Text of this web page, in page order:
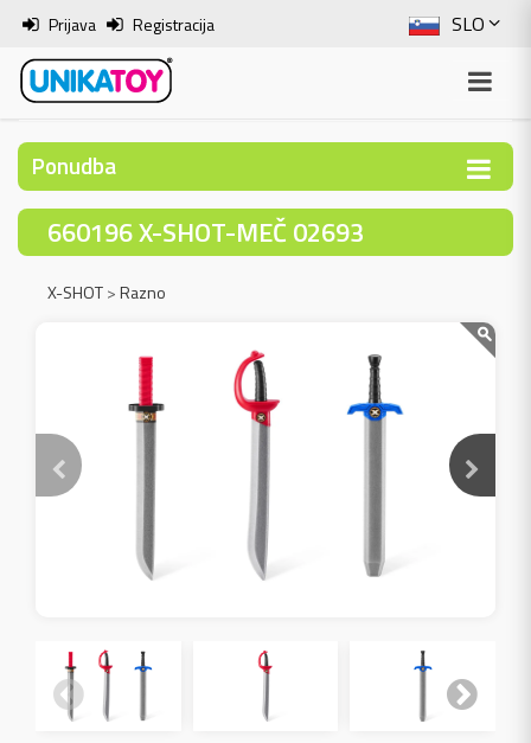
SLO
ENG
ITA
BOS
Prijava Registracija
Ponudba
660196 X-SHOT-MEČ 02693
X-SHOT>Razno